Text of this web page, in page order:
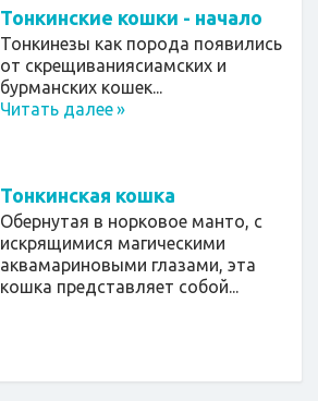
Тонкинские кошки - начало
Тонкинезы как порода появились
от скрещиваниясиамских и
бурманских кошек...
Читать далее»
Тонкинская кошка
Обернутая в норковое манто, с
искрящимися магическими
аквамариновыми глазами, эта
кошка представляет собой...